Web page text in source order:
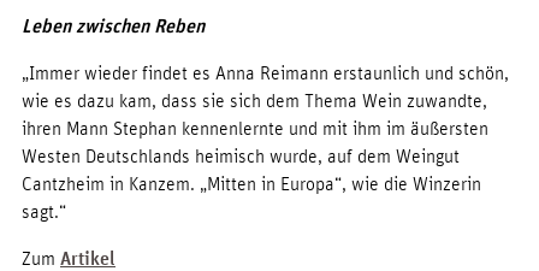
Leben zwischen Reben
„Immer wieder findet es Anna Reimann erstaunlich und schön,
wie es dazu kam, dass sie sich dem Thema Wein zuwandte,
ihren Mann Stephan kennenlernte und mit ihm im äußersten
Westen Deutschlands heimisch wurde, auf dem Weingut
Cantzheim in Kanzem. „Mitten in Europa“, wie die Winzerin
sagt.“
Zum Artikel